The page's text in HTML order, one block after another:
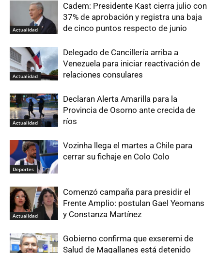
Actualidad
Cadem: Presidente Kast cierra julio con
37% de aprobación y registra una baja
de cinco puntos respecto de junio
Actualidad
Delegado de Cancillería arriba a
Venezuela para iniciar reactivación de
relaciones consulares
Actualidad
Declaran Alerta Amarilla para la
Provincia de Osorno ante crecida de
ríos
Deportes
Vozinha llega el martes a Chile para
cerrar su fichaje en Colo Colo
Actualidad
Comenzó campaña para presidir el
Frente Amplio: postulan Gael Yeomans
y Constanza Martínez
Gobierno confirma que exseremi de
Salud de Magallanes está detenido